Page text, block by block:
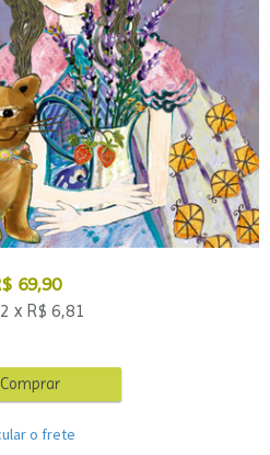
69,90
x R$ 6,81
Comprar
o frete